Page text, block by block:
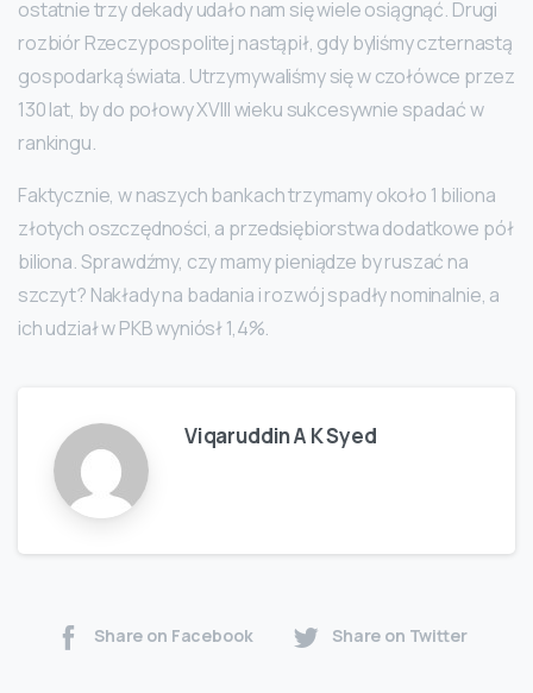
ostatnie trzy dekady udało nam się wiele osiągnąć. Drugi
rozbiór Rzeczypospolitej nastąpił, gdy byliśmy czternastą
gospodarką świata. Utrzymywaliśmy się w czołówce przez
130 lat, by do połowy XVIII wieku sukcesywnie spadać w
rankingu.
Faktycznie, w naszych bankach trzymamy około 1 biliona
złotych oszczędności, a przedsiębiorstwa dodatkowe pół
biliona. Sprawdźmy, czy mamy pieniądze by ruszać na
szczyt? Nakłady na badania i rozwój spadły nominalnie, a
ich udział w PKB wyniósł 1,4%.
Viqaruddin A K Syed
Share on Facebook Share on Twitter